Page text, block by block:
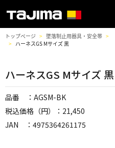
トップページ 墜落制止用器具・安全帯
ハーネスGS Mサイズ 黒
ハーネスGS Mサイズ 黒
品番 ：AGSM-BK
税込価格（円）：21,450
JAN ：4975364261175